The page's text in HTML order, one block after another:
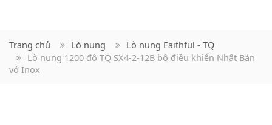
Trang chủ Lò nung
Lò nung Faithful - TQ
Lò nung 1200 độ TQ SX4-2-12B bộ điều khiển Nhật Bản
vỏ Inox